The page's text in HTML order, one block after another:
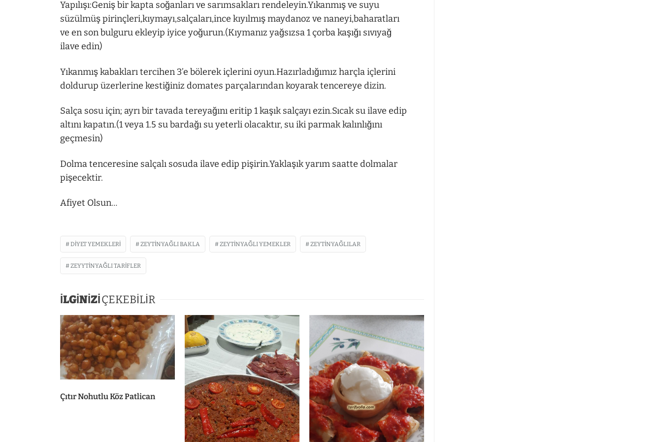
Yapılışı:Geniş bir kapta soğanları ve sarımsakları rendeleyin.Yıkanmış ve suyu
süzülmüş pirinçleri,kıymayı,salçaları,ince kıyılmış maydanoz ve naneyi,baharatları
ve en son bulguru ekleyip iyice yoğurun.(Kıymanız yağsızsa 1 çorba kaşığı sıvıyağ
ilave edin)
Yıkanmış kabakları tercihen 3’e bölerek içlerini oyun.Hazırladığımız harçla içlerini
doldurup üzerlerine kestiğiniz domates parçalarından koyarak tencereye dizin.
Salça sosu için; ayrı bir tavada tereyağını eritip 1 kaşık salçayı ezin.Sıcak su ilave edip
altını kapatın.(1 veya 1.5 su bardağı su yeterli olacaktır, su iki parmak kalınlığını
geçmesin)
Dolma tenceresine salçalı sosuda ilave edip pişirin.Yaklaşık yarım saatte dolmalar
pişecektir.
Afiyet Olsun…
DIYET YEMEKLERI ZEYTINYAĞLI BAKLA ZEYTINYAĞLI YEMEKLER ZEYTINYAĞLILAR
ZEYYTINYAĞLI TARIFLER
İLGİNİZİÇEKEBİLİR
Çıtır Nohutlu Köz Patlican